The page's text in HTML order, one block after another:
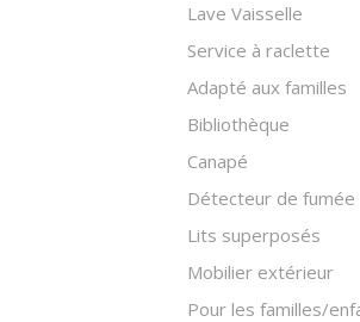
Lave Vaisselle
Service à raclette
Adapté aux familles
Bibliothèque
Canapé
Détecteur de fumée
Lits superposés
Mobilier extérieur
Pour les familles/